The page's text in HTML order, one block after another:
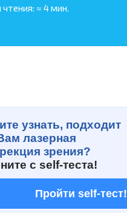
≈ 4 мин.
узнать, подходит
лазерная
зрения?
с self-теста!
Пройти self-тест!